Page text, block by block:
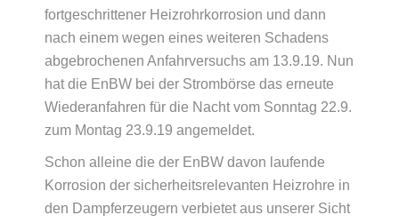
fortgeschrittener Heizrohrkorrosion und dann
nach einem wegen eines weiteren Schadens
abgebrochenen Anfahrversuchs am 13.9.19. Nun
hat die EnBW bei der Strombörse das erneute
Wiederanfahren für die Nacht vom Sonntag 22.9.
zum Montag 23.9.19 angemeldet.
Schon alleine die der EnBW davon laufende
Korrosion der sicherheitsrelevanten Heizrohre in
den Dampferzeugern verbietet aus unserer Sicht